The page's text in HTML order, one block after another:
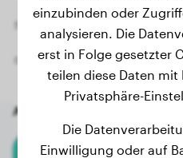
Andere zufällige Hunde
einzubinden oder
analysieren. Die
erst in Folge gesetzter
teilen diese Daten
Privatsphäre-
Die
Einwilligung oder auf